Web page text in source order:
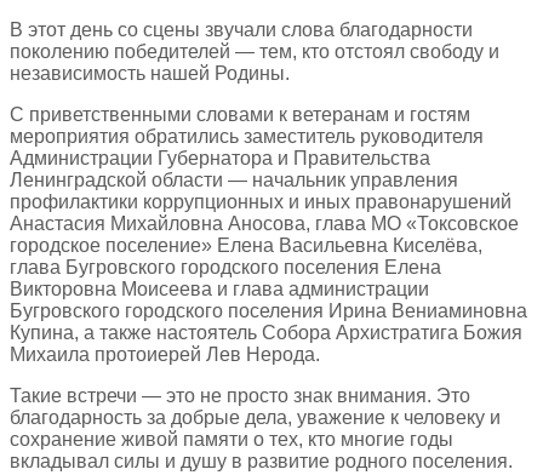
В этот день со сцены звучали слова благодарности
поколению победителей — тем, кто отстоял свободу и
независимость нашей Родины.
С приветственными словами к ветеранам и гостям
мероприятия обратились заместитель руководителя
Администрации Губернатора и Правительства
Ленинградской области — начальник управления
профилактики коррупционных и иных правонарушений
Анастасия Михайловна Аносова, глава МО «Токсовское
городское поселение» Елена Васильевна Киселёва,
глава Бугровского городского поселения Елена
Викторовна Моисеева и глава администрации
Бугровского городского поселения Ирина Вениаминовна
Купина, а также настоятель Собора Архистратига Божия
Михаила протоиерей Лев Нерода.
Такие встречи — это не просто знак внимания. Это
благодарность за добрые дела, уважение к человеку и
сохранение живой памяти о тех, кто многие годы
вкладывал силы и душу в развитие родного поселения.